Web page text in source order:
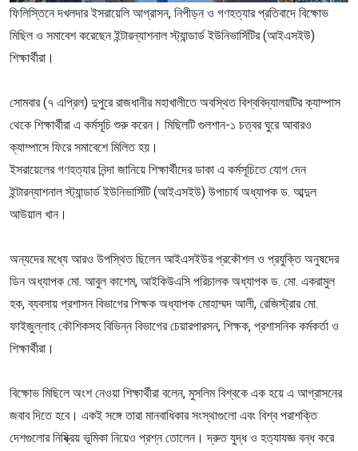
ফিলিস্তিনে দখলদার ইসরায়েলি আগ্রাসন, নিপীড়ন ও গণহত্যার প্রতিবাদে বিক্ষোভ
মিছিল ও সমাবেশ করেছেন ইন্টারন্যাশনাল স্ট্যান্ডার্ড ইউনিভার্সিটির (আইএসইউ)
শিক্ষার্থীরা।
সোমবার (৭ এপ্রিল) দুপুরে রাজধানীর মহাখালীতে অবস্থিত বিশ্ববিদ্যালয়টির ক্যাম্পাস
থেকে শিক্ষার্থীরা এ কর্মসূচি শুরু করেন। মিছিলটি গুলশান-১ চত্বর ঘুরে আবারও
ক্যাম্পাসে ফিরে সমাবেশে মিলিত হয়।
ইসরায়েলের গণহত্যার নিন্দা জানিয়ে শিক্ষার্থীদের ডাকা এ কর্মসূচিতে যোগ দেন
ইন্টারন্যাশনাল স্ট্যান্ডার্ড ইউনিভার্সিটি (আইএসইউ) উপাচার্য অধ্যাপক ড. আব্দুল
আউয়াল খান।
অন্যদের মধ্যে আরও উপস্থিত ছিলেন আইএসইউর প্রকৌশল ও প্রযুক্তি অনুষদের
ডিন অধ্যাপক মো. আবুল কাশেম, আইকিউএসি পরিচালক অধ্যাপক ড. মো. একরামুল
হক, ব্যবসায় প্রশাসন বিভাগের শিক্ষক অধ্যাপক মোহাম্মদ আলী, রেজিস্ট্রার মো.
ফাইজুল্লাহ কৌশিকসহ বিভিন্ন বিভাগের চেয়ারপারসন, শিক্ষক, প্রশাসনিক কর্মকর্তা ও
শিক্ষার্থীরা।
বিক্ষোভ মিছিলে অংশ নেওয়া শিক্ষার্থীরা বলেন, মুসলিম বিশ্বকে এক হয়ে এ আগ্রাসনের
জবাব দিতে হবে। একই সঙ্গে তারা মানবাধিকার সংস্থাগুলো এবং বিশ্ব পরাশক্তি
দেশগুলোর নিষ্ক্রিয় ভূমিকা নিয়েও প্রশ্ন তোলেন। দ্রুত যুদ্ধ ও হত্যাযজ্ঞ বন্ধ করে